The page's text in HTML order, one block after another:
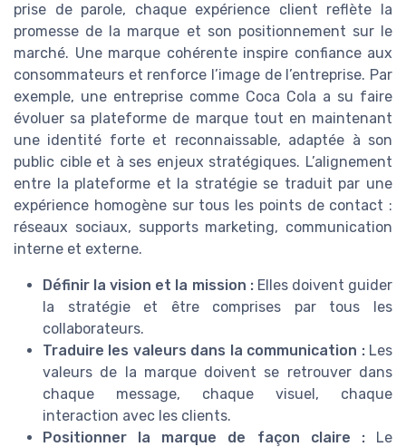
prise de parole, chaque expérience client reflète la
promesse de la marque et son positionnement sur le
marché. Une marque cohérente inspire confiance aux
consommateurs et renforce l’image de l’entreprise. Par
exemple, une entreprise comme Coca Cola a su faire
évoluer sa plateforme de marque tout en maintenant
une identité forte et reconnaissable, adaptée à son
public cible et à ses enjeux stratégiques. L’alignement
entre la plateforme et la stratégie se traduit par une
expérience homogène sur tous les points de contact :
réseaux sociaux, supports marketing, communication
interne et externe.
Définir la vision et la mission :Elles doivent guider
la stratégie et être comprises par tous les
collaborateurs.
Traduire les valeurs dans la communication :Les
valeurs de la marque doivent se retrouver dans
chaque message, chaque visuel, chaque
interaction avec les clients.
Positionner la marque de façon claire :Le